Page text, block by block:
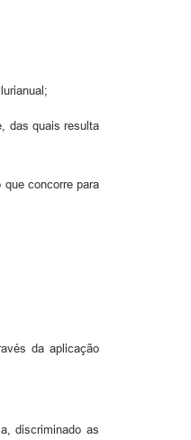
das quais resulta
concorre para
da aplicação
discriminado as